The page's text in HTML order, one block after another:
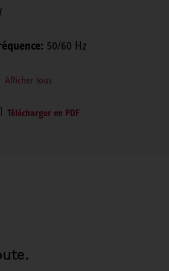
50/60 Hz
Afficher tous
Télécharger en PDF